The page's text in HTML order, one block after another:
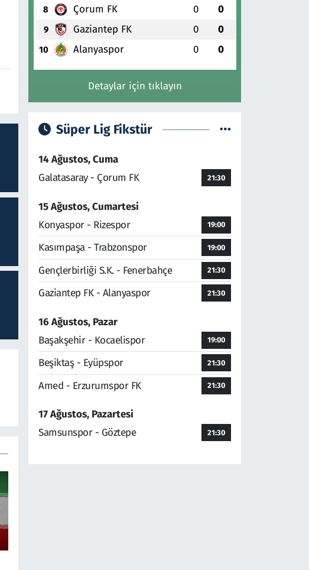
8 Çorum FK 0 0
9 Gaziantep FK 0 0
10 Alanyaspor 0 0
Detaylar için tıklayın
Süper Lig Fikstür
14 Ağustos, Cuma
Galatasaray - Çorum FK
21:30
15 Ağustos, Cumartesi
Konyaspor - Rizespor
19:00
Kasımpaşa - Trabzonspor 19:00
Gençlerbirliği S.K. - Fenerbahçe 21:30
Gaziantep FK - Alanyaspor 21:30
16 Ağustos, Pazar
Başakşehir - Kocaelispor
19:00
Beşiktaş - Eyüpspor 21:30
Amed - Erzurumspor FK 21:30
17 Ağustos, Pazartesi
Samsunspor - Göztepe
21:30